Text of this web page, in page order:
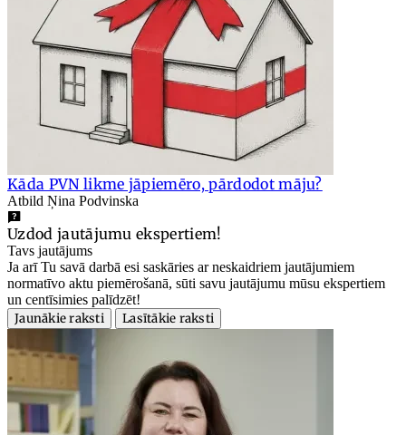
Kāda PVN likme jāpiemēro, pārdodot māju?
Atbild Ņina Podvinska
Uzdod jautājumu ekspertiem!
Tavs jautājums
Ja arī Tu savā darbā esi saskāries ar neskaidriem jautājumiem
normatīvo aktu piemērošanā, sūti savu jautājumu mūsu ekspertiem
un centīsimies palīdzēt!
Jaunākie raksti
Lasītākie raksti